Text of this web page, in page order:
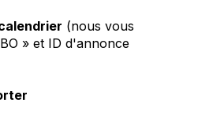
(nous vous
» et ID d'annonce